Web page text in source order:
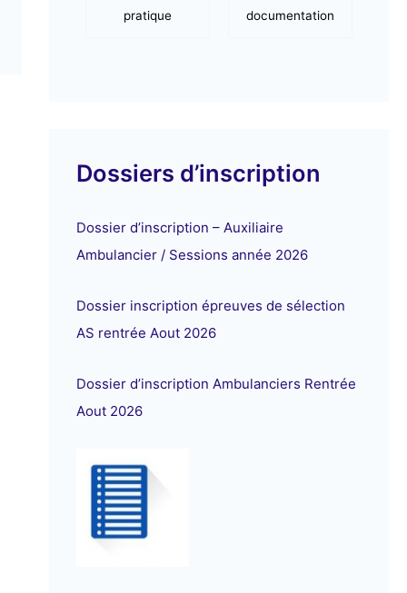
pratique
documentation
Dossiers d’inscription
Dossier d’inscription – Auxiliaire
Ambulancier / Sessions année 2026
Dossier inscription épreuves de sélection
AS rentrée Aout 2026
Dossier d’inscription Ambulanciers Rentrée
Aout 2026